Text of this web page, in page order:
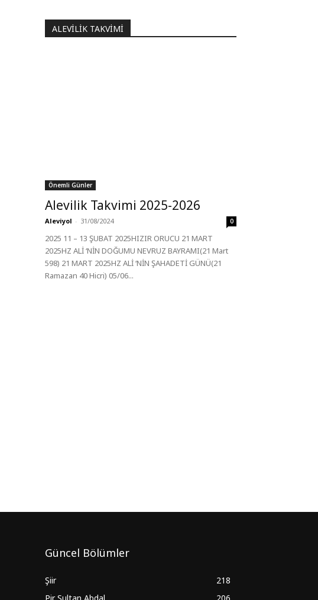
ALEVILIK TAKVIMI
Önemli Günler
Alevilik Takvimi 2025-2026
Aleviyol - 31/08/2024 0
2025 11 – 13 ŞUBAT 2025HIZIR ORUCU 21 MART
2025HZ ALİ ‘NİN DOĞUMU NEVRUZ BAYRAMI(21 Mart
598) 21 MART 2025HZ ALİ ‘NİN ŞAHADETİ GÜNÜ(21
Ramazan 40 Hicri) 05/06...
Güncel Bölümler
Şiir
218